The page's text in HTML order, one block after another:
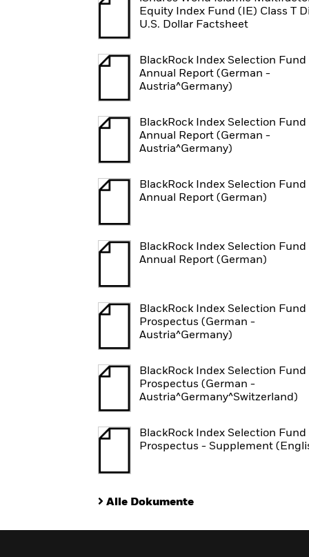
Equity Index Fund (IE) Class T
U.S. Dollar Factsheet
BlackRock Index Selection Fund
Annual Report (German -
Austria^Germany)
BlackRock Index Selection Fund
Annual Report (German -
Austria^Germany)
BlackRock Index Selection Fund
Annual Report (German)
BlackRock Index Selection Fund
Annual Report (German)
BlackRock Index Selection Fund
Prospectus (German -
Austria^Germany)
BlackRock Index Selection Fund
Prospectus (German -
Austria^Germany^Switzerland)
BlackRock Index Selection Fund
Prospectus - Supplement
Alle Dokumente